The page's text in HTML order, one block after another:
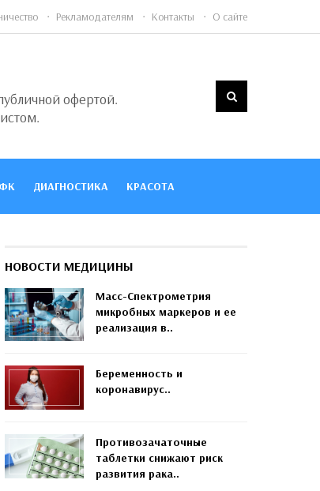
Рекламодателям Контакты О сайте
офертой.
ДИАГНОСТИКА КРАСОТА
НОВОСТИ МЕДИЦИНЫ
Масс-Спектрометрия
микробных маркеров и ее
реализация в..
Беременность и
коронавирус..
Противозачаточные
таблетки снижают риск
развития рака..